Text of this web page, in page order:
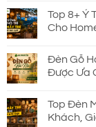
Top 8+ Ý
Cho
Đèn Gỗ
Được Ưa
Top Đèn
Khách,